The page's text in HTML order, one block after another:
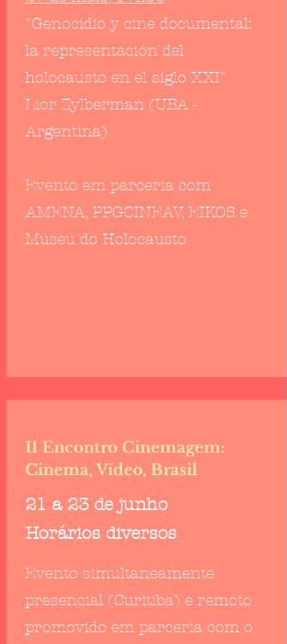
"Genocidio y cine documental:
la representación del
holocausto en el siglo XXI"
Lior Zylberman (UBA -
Argentina)
Evento em parceria com
AMENA, PPGCINEAV, EIKOS e
Museu do Holocausto
II Encontro Cinemagem:
Cinema, Vídeo, Brasil
21 a 23 de junho
Horários diversos
Evento simultaneamente
presencial (Curitiba) e remoto
promovido em parceria com o